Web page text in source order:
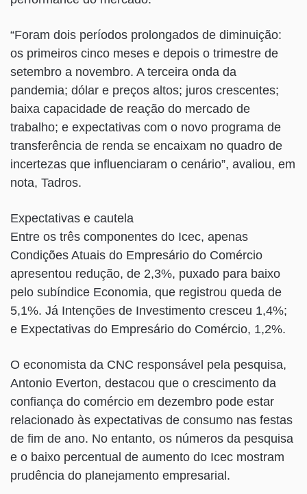
“Foram dois períodos prolongados de diminuição:
os primeiros cinco meses e depois o trimestre de
setembro a novembro. A terceira onda da
pandemia; dólar e preços altos; juros crescentes;
baixa capacidade de reação do mercado de
trabalho; e expectativas com o novo programa de
transferência de renda se encaixam no quadro de
incertezas que influenciaram o cenário”, avaliou, em
nota, Tadros.
Expectativas e cautela
Entre os três componentes do Icec, apenas
Condições Atuais do Empresário do Comércio
apresentou redução, de 2,3%, puxado para baixo
pelo subíndice Economia, que registrou queda de
5,1%. Já Intenções de Investimento cresceu 1,4%;
e Expectativas do Empresário do Comércio, 1,2%.
O economista da CNC responsável pela pesquisa,
Antonio Everton, destacou que o crescimento da
confiança do comércio em dezembro pode estar
relacionado às expectativas de consumo nas festas
de fim de ano. No entanto, os números da pesquisa
e o baixo percentual de aumento do Icec mostram
prudência do planejamento empresarial.